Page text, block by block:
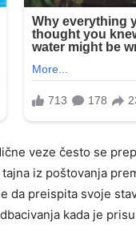
veze često se
iz poštovanja
da preispita svoje
kada je